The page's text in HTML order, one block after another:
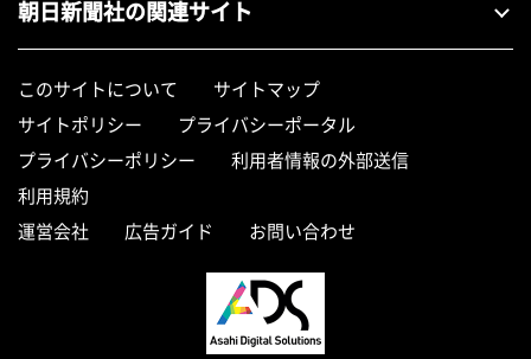
朝日新聞社の関連サイト
このサイトについて
サイトマップ
サイトポリシー
プライバシーポータル
プライバシーポリシー
利用者情報の外部送信
利用規約
運営会社
広告ガイド お問い合わせ